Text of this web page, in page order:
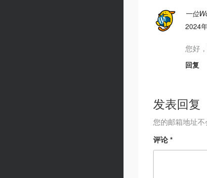
一位
2024
您好
回复
发表回复
您的邮箱地址不
评论*